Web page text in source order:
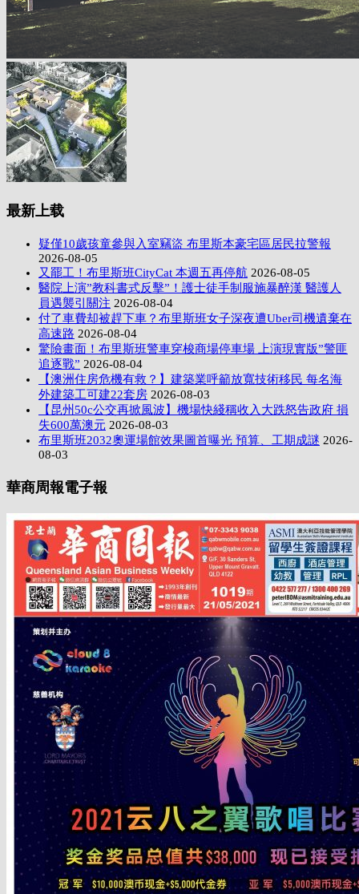
最新上载
疑僅10歲孩童參與入室竊盜 布里斯本豪宅區居民拉警報
2026-08-05
又罷工！布里斯班CityCat 本週五再停航 2026-08-05
醫院上演”教科書式反擊”！護士徒手制服施暴醉漢 醫護人
員遇襲引關注 2026-08-04
付了車費却被趕下車？布里斯班女子深夜遭Uber司機遺棄在
高速路 2026-08-04
驚險畫面！布里斯班警車穿梭商場停車場 上演現實版”警匪
追逐戰” 2026-08-04
【澳洲住房危機有救？】建築業呼籲放寬技術移民 每名海
外建築工可建22套房 2026-08-03
【昆州50c公交再掀風波】機場快綫稱收入大跌怒告政府 損
失600萬澳元 2026-08-03
布里斯班2032奧運場館效果圖首曝光 預算、工期成謎 2026-
08-03
華商周報電子報